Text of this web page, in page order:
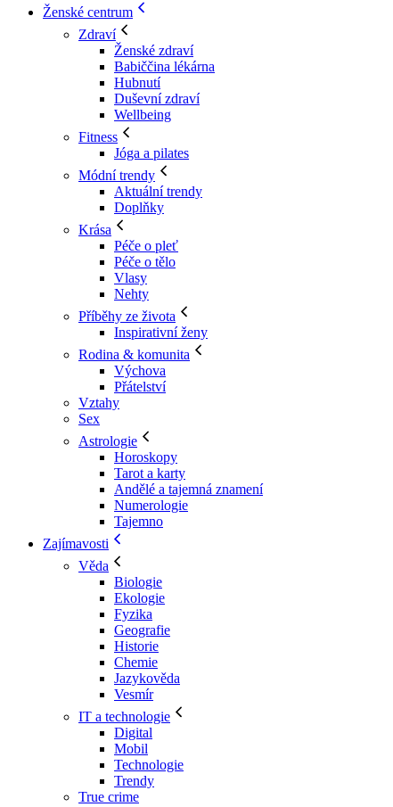
Ženské centrum
Zdraví
Ženské zdraví
Babiččina lékárna
Hubnutí
Duševní zdraví
Wellbeing
Fitness
Jóga a pilates
Módní trendy
Aktuální trendy
Doplňky
Krása
Péče o pleť
Péče o tělo
Vlasy
Nehty
Příběhy ze života
Inspirativní ženy
Rodina & komunita
Výchova
Přátelství
Vztahy
Sex
Astrologie
Horoskopy
Tarot a karty
Andělé a tajemná znamení
Numerologie
Tajemno
Zajímavosti
Věda
Biologie
Ekologie
Fyzika
Geografie
Historie
Chemie
Jazykověda
Vesmír
IT a technologie
Digital
Mobil
Technologie
Trendy
True crime